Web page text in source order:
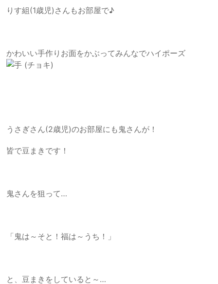
りす組(1歳児)さんもお部屋で♪
かわいい手作りお面をかぶってみんなでハイポーズ
うさぎさん(2歳児)のお部屋にも鬼さんが！
皆で豆まきです！
鬼さんを狙って…
「鬼は～そと！福は～うち！」
と、豆まきをしていると～…